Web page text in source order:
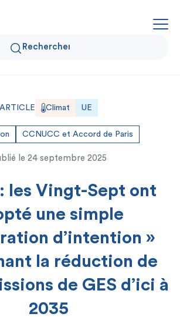
?
Climat
ARTICLE Climat UE
CCNUCC et Accord de Paris
le 24 septembre 2025
les Vingt-Sept ont
une simple
d’intention »
la réduction de
de GES d’ici à
2035